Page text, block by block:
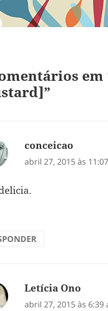
conceicao
abril 27, 2015 às
Letícia Ono
abril 27, 2015 às 6:39